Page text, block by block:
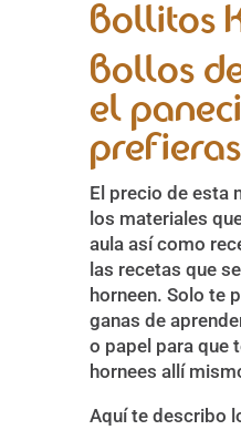
Bollitos
Bollos
el
prefieras
El precio de esta
los materiales
aula así como
las recetas que
horneen. Solo te
ganas de
o papel para que
hornees allí
Aquí te describo